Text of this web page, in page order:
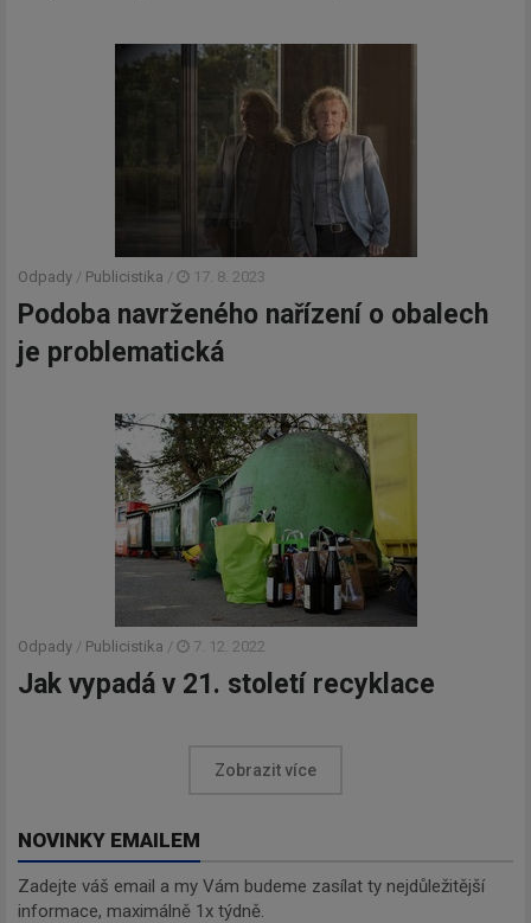
Odpady / Publicistika / 17. 8. 2023
Podoba navrženého nařízení o obalech
je problematická
Odpady / Publicistika / 7. 12. 2022
Jak vypadá v 21. století recyklace
Zobrazit více
NOVINKY EMAILEM
Zadejte váš email a my Vám budeme zasílat ty nejdůležitější
informace, maximálně 1x týdně.
Newsletter
Zadejte váš email a my Vám
Odebírat